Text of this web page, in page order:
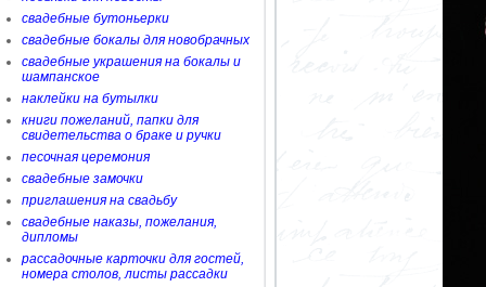
свадебные бутоньерки
свадебные бокалы для новобрачных
свадебные украшения на бокалы и
шампанское
наклейки на бутылки
книги пожеланий, папки для
свидетельства о браке и ручки
песочная церемония
свадебные замочки
приглашения на свадьбу
свадебные наказы, пожелания,
дипломы
рассадочные карточки для гостей,
номера столов, листы рассадки